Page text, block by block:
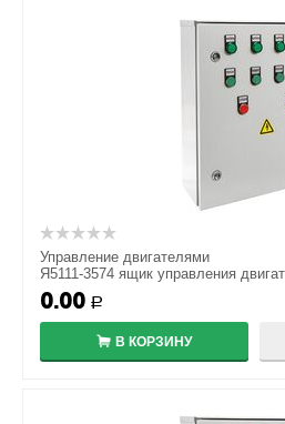
Управление двигателями
Я5111-3574 ящик управления
0.00 Р
В КОРЗИНУ